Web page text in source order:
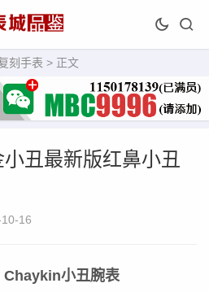
刻手表 > 正文
丑最新版红鼻小丑
16
小丑腕表